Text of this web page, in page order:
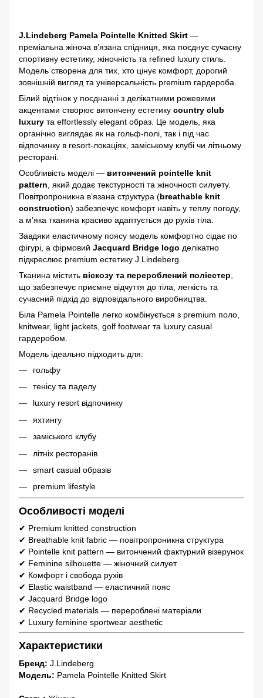
J.Lindeberg Pamela Pointelle Knitted Skirt —
преміальна жіноча в’язана спідниця, яка поєднує сучасну
спортивну естетику, жіночність та refined luxury стиль.
Модель створена для тих, хто цінує комфорт, дорогий
зовнішній вигляд та універсальність premium гардероба.
Білий відтінок у поєднанні з делікатними рожевими
акцентами створює витончену естетику country club
luxury та effortlessly elegant образ. Це модель, яка
органічно виглядає як на гольф-полі, так і під час
відпочинку в resort-локаціях, заміському клубі чи літньому
ресторані.
Особливість моделі — витончений pointelle knit
pattern , який додає текстурності та жіночності силуету.
Повітропроникна в’язана структура (breathable knit
construction) забезпечує комфорт навіть у теплу погоду,
а м’яка тканина красиво адаптується до рухів тіла.
Завдяки еластичному поясу модель комфортно сідає по
фігурі, а фірмовий Jacquard Bridge logo делікатно
підкреслює premium естетику J.Lindeberg.
Тканина містить віскозу та перероблений поліестер
що забезпечує приємне відчуття до тіла, легкість та
сучасний підхід до відповідального виробництва.
Біла Pamela Pointelle легко комбінується з premium поло,
knitwear, light jackets, golf footwear та luxury casual
гардеробом.
Модель ідеально підходить для:
гольфу
тенісу та паделу
luxury resort відпочинку
яхтингу
заміського клубу
літніх ресторанів
smart casual образів
premium lifestyle
Особливості моделі
✔ Premium knitted construction
✔ Breathable knit fabric — повітропроникна структура
✔ Pointelle knit pattern — витончений фактурний візерунок
✔ Feminine silhouette — жіночний силует
✔ Комфорт і свобода рухів
✔ Elastic waistband — еластичний пояс
✔ Jacquard Bridge logo
✔ Recycled materials — перероблені матеріали
✔ Luxury feminine sportwear aesthetic
Характеристики
Бренд: J.Lindeberg
Модель: Pamela Pointelle Knitted Skirt